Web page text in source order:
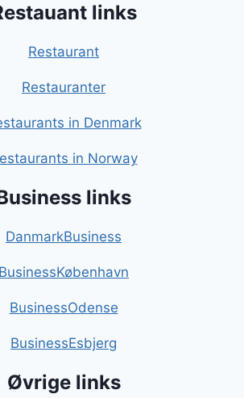
links
Restaurant
Restauranter
in Denmark
in Norway
links
DanmarkBusiness
BusinessKøbenhavn
BusinessOdense
BusinessEsbjerg
Øvrige links